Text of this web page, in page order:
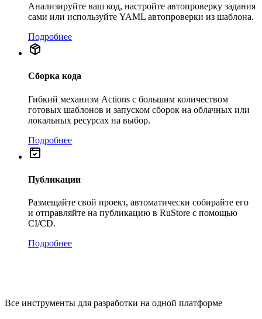
Анализируйте ваш код, настройте автопроверку задания
сами или используйте YAML автопроверки из шаблона.
Подробнее
Сборка кода
Гибкий механизм Actions с большим количеством
готовых шаблонов и запуском сборок на облачных или
локальных ресурсах на выбор.
Подробнее
Публикации
Размещайте свой проект, автоматически собирайте его
и отправляйте на публикацию в RuStore с помощью
CI/CD.
Подробнее
Все инструменты для разработки на одной платформе